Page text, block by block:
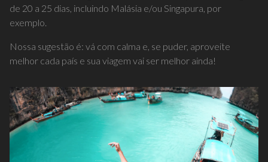
de 20 a 25 dias, incluindo Malásia e/ou Singapura, por
exemplo.
Nossa sugestão é: vá com calma e, se puder, aproveite
melhor cada país e sua viagem vai ser melhor ainda!